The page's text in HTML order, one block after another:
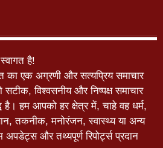
है!
एक अग्रणी और सत्यप्रिय समाचार
विश्वसनीय और निष्पक्ष समाचार
है। हम आपको हर क्षेत्र में, चाहे वह धर्म,
तकनीक, मनोरंजन, स्वास्थ्य या अन्य
अपडेट्स और तथ्यपूर्ण रिपोर्ट्स प्रदान